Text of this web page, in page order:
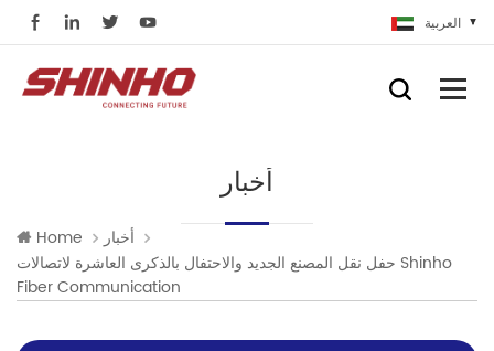
العربية
أخبار
Home
أخبار
حفل نقل المصنع الجديد والاحتفال بالذكرى العاشرة لاتصالات Shinho
Fiber Communication